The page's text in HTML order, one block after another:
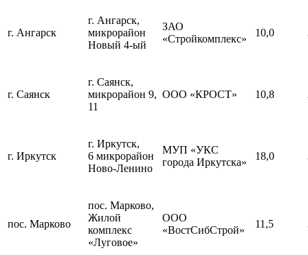
г. Ангарск
г. Ангарск,
микрорайон
Новый 4-ый
ЗАО
«Стройкомплекс»
10,0
г. Саянск
г. Саянск,
микрорайон 9,
11
ООО «КРОСТ» 10,8
г. Иркутск
г. Иркутск,
6 микрорайон
Ново-Ленино
МУП «УКС
города Иркутска»
18,0
пос. Марково
пос. Марково,
Жилой
комплекс
«Луговое»
ООО
«ВостСибСтрой»
11,5